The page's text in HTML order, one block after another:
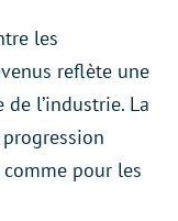
les
reflète une
l’industrie. La
pour les